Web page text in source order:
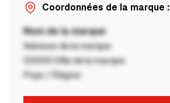
Coordonnées de la marque :
Nom de la marque
Adresse de la marque
00000 Ville de la marque
Pays / Région